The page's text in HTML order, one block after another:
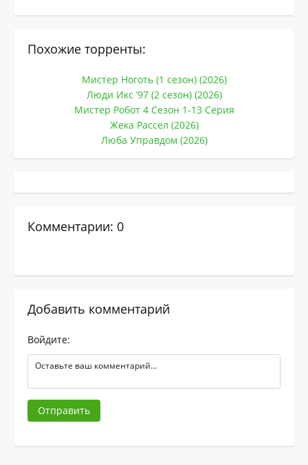
Похожие торренты:
Мистер Ноготь (1 сезон) (2026)
Люди Икс ’97 (2 сезон) (2026)
Мистер Робот 4 Сезон 1-13 Серия
Жека Рассел (2026)
Люба Управдом (2026)
Комментарии: 0
Добавить комментарий
Войдите:
Отправить